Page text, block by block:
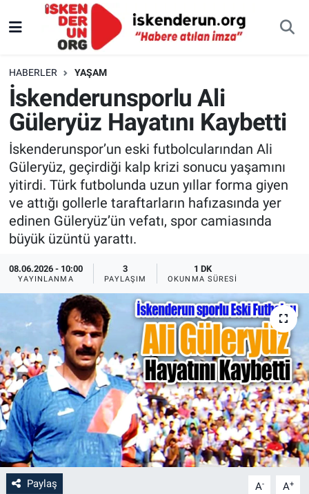
HABERLER YAŞAM
İskenderunsporlu Ali
Güleryüz Hayatını Kaybetti
İskenderunspor’un eski futbolcularından Ali
Güleryüz, geçirdiği kalp krizi sonucu yaşamını
yitirdi. Türk futbolunda uzun yıllar forma giyen
ve attığı gollerle taraftarların hafızasında yer
edinen Güleryüz’ün vefatı, spor camiasında
büyük üzüntü yarattı.
08.06.2026 - 10:00
YAYINLANMA
3
PAYLAŞIM
1 DK
OKUNMA SÜRESI
Paylaş A- A+